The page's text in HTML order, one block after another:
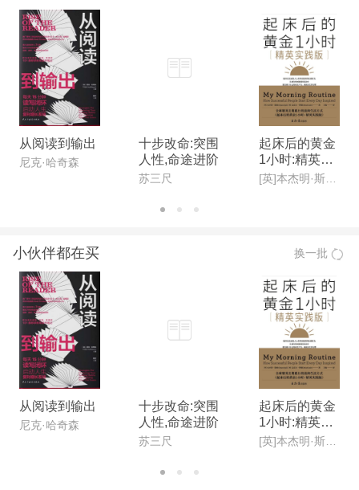
从阅读到输出
尼克·哈奇森
十步改命:突围
人性,命途进阶
苏三尺
起床后的黄金
1小时:精英实
践版
[英]本杰明·斯帕(Benjamin Spall),[德]迈克尔·赞德(Michael Xander)
小伙伴都在买 换一批
从阅读到输出
尼克·哈奇森
十步改命:突围
人性,命途进阶
苏三尺
起床后的黄金
1小时:精英实
践版
[英]本杰明·斯帕(Benjamin Spall),[德]迈克尔·赞德(Michael Xander)